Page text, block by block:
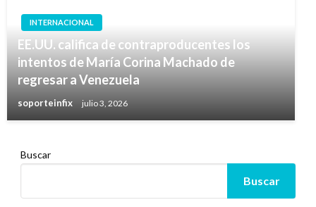
INTERNACIONAL
EE.UU. califica de contraproducentes los
intentos de María Corina Machado de
regresar a Venezuela
soporteinfix julio 3, 2026
Buscar
Buscar